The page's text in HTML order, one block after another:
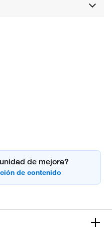
de mejora?